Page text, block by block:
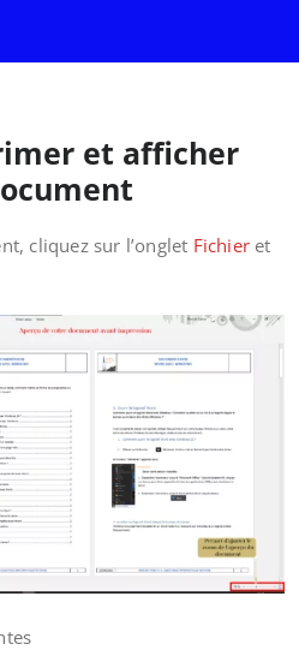
et afficher
cliquez sur l’onglet Fichier et